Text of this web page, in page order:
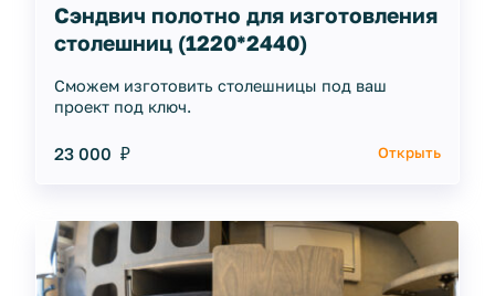
Сэндвич полотно для изготовления
столешниц (1220*2440)
Сможем изготовить столешницы под ваш
проект под ключ.
23 000 ₽ Открыть